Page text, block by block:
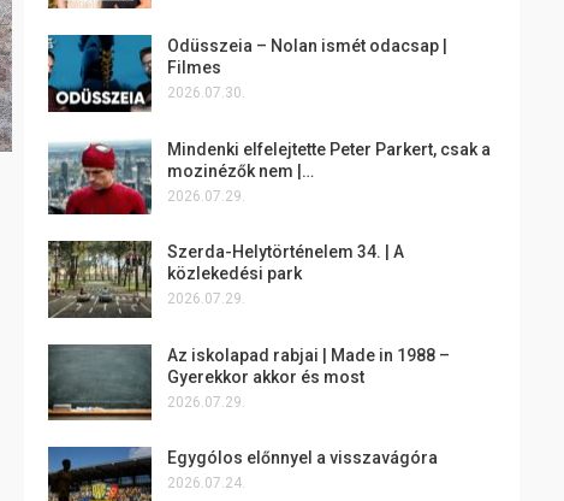
Odüsszeia – Nolan ismét odacsap |
Filmes
2026.07.30.
Mindenki elfelejtette Peter Parkert, csak a
mozinézők nem |…
2026.07.29.
Szerda-Helytörténelem 34. | A
közlekedési park
2026.07.29.
Az iskolapad rabjai | Made in 1988 –
Gyerekkor akkor és most
2026.07.29.
Egygólos előnnyel a visszavágóra
2026.07.24.